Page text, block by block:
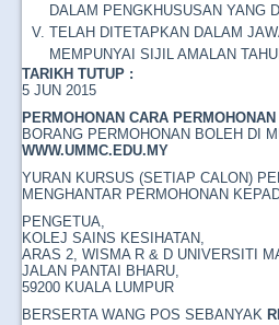
DALAM PENGKHUSUSAN YANG
TELAH DITETAPKAN DALAM
MEMPUNYAI SIJIL AMALAN
TARIKH TUTUP :
5 JUN 2015
PERMOHONAN CARA PERMOHONAN
BORANG PERMOHONAN BOLEH DI
WWW.UMMC.EDU.MY
YURAN KURSUS (SETIAP CALON)
MENGHANTAR PERMOHONAN
PENGETUA,
KOLEJ SAINS KESIHATAN,
ARAS 2, WISMA R & D UNIVERSITI
JALAN PANTAI BHARU,
59200 KUALA LUMPUR
BERSERTA WANG POS SEBANYAK